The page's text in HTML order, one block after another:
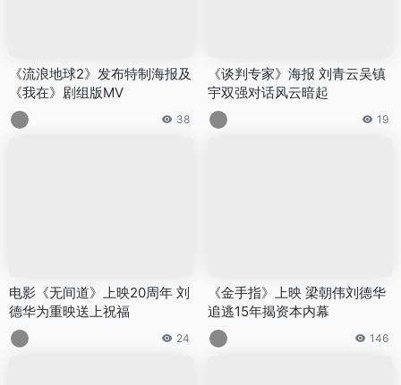
《流浪地球2》发布特制海报及
《我在》剧组版MV
38
《谈判专家》海报 刘青云吴镇
宇双强对话风云暗起
19
电影《无间道》上映20周年 刘
德华为重映送上祝福
24
《金手指》上映 梁朝伟刘德华
追逃15年揭资本内幕
146